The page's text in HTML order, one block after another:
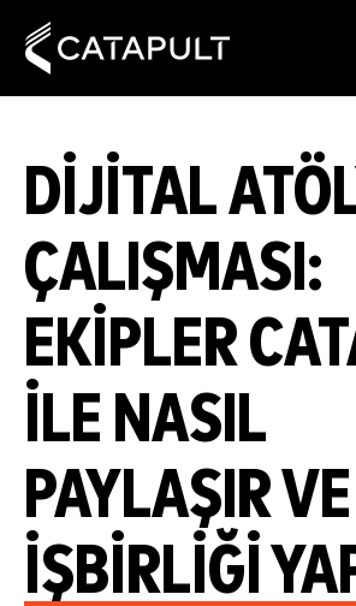
DIJITAL
ÇALIŞMASI:
EKIPLER
ILE NASIL
PAYLAŞIR VE
IŞBIRLIĞI